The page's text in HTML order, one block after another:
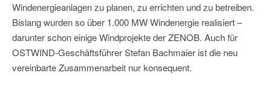
Windenergieanlagen zu planen, zu errichten und zu betreiben.
Bislang wurden so über 1.000 MW Windenergie realisiert –
darunter schon einige Windprojekte der ZENOB. Auch für
OSTWIND-Geschäftsführer Stefan Bachmaier ist die neu
vereinbarte Zusammenarbeit nur konsequent.